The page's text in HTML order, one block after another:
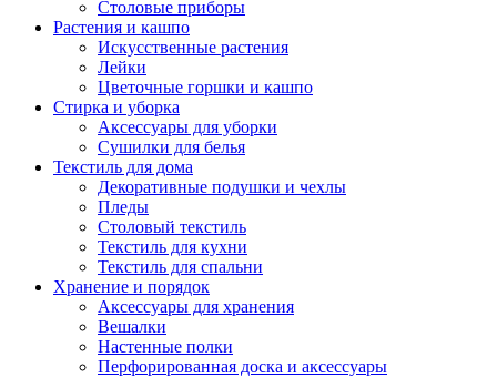
Столовые приборы
Растения и кашпо
Искусственные растения
Лейки
Цветочные горшки и кашпо
Стирка и уборка
Аксессуары для уборки
Сушилки для белья
Текстиль для дома
Декоративные подушки и чехлы
Пледы
Столовый текстиль
Текстиль для кухни
Текстиль для спальни
Хранение и порядок
Аксессуары для хранения
Вешалки
Настенные полки
Перфорированная доска и аксессуары